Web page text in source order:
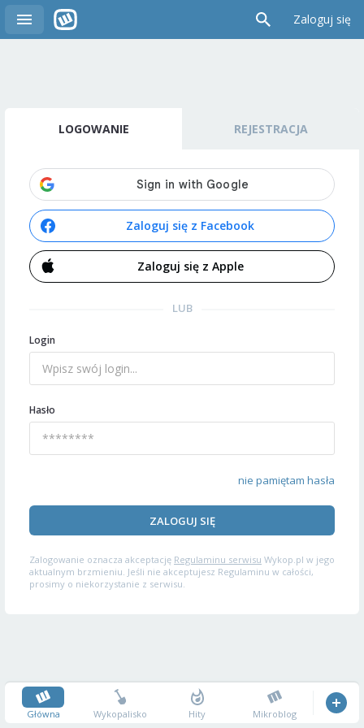
Zaloguj się
LOGOWANIE REJESTRACJA
Zaloguj się z Facebook
Zaloguj się z Apple
LUB
Login
Hasło
nie pamiętam hasła
ZALOGUJ SIĘ
Zalogowanie oznacza akceptację Regulaminu serwisu Wykop.pl w jego
aktualnym brzmieniu. Jeśli nie akceptujesz Regulaminu w całości,
prosimy o niekorzystanie z serwisu.
Główna Wykopalisko Hity Mikroblog